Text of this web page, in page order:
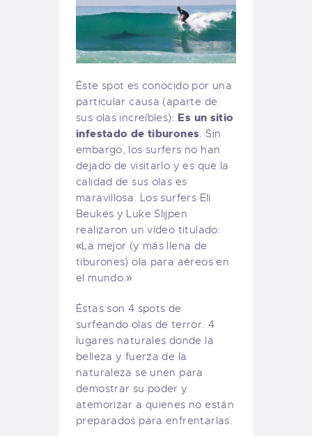
Éste spot es conocido por una
particular causa (aparte de
sus olas increíbles): Es un sitio
infestado de tiburones. Sin
embargo, los surfers no han
dejado de visitarlo y es que la
calidad de sus olas es
maravillosa. Los surfers Eli
Beukes y Luke Slijpen
realizaron un vídeo titulado:
«La mejor (y más llena de
tiburones) ola para aéreos en
el mundo.»
Éstas son 4 spots de
surfeando olas de terror. 4
lugares naturales donde la
belleza y fuerza de la
naturaleza se unen para
demostrar su poder y
atemorizar a quienes no están
preparados para enfrentarlas.